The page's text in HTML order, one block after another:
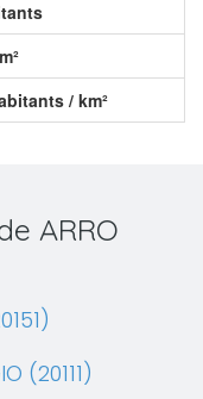
/ km²
ARRO
(20111)